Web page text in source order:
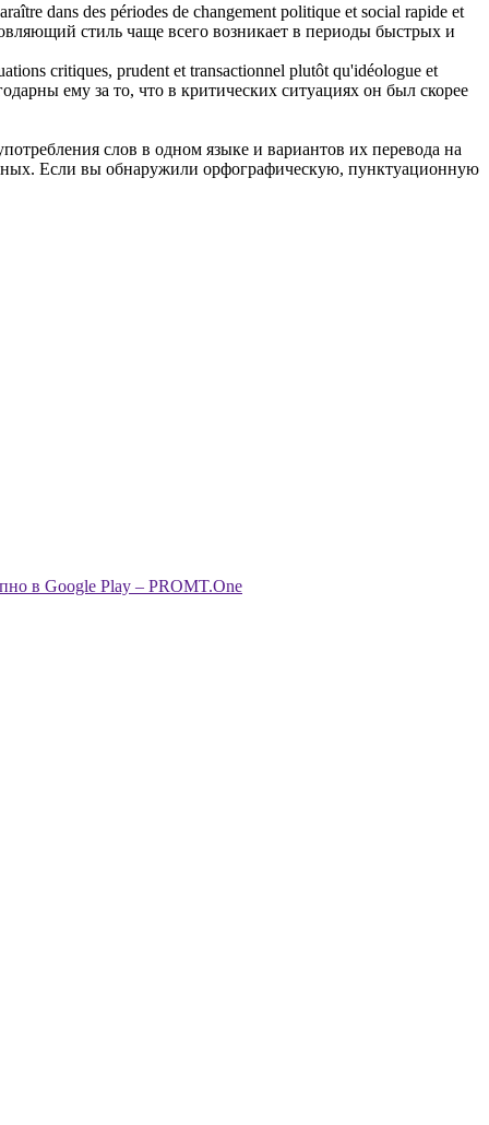
dans des périodes de changement politique et social rapide et
стиль чаще всего возникает в периоды быстрых и
critiques, prudent et transactionnel plutôt qu'idéologue et
ему за то, что в критических ситуациях он был скорее
слов в одном языке и вариантов их перевода на
Если вы обнаружили орфографическую, пунктуационную